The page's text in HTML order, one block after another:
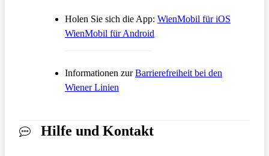
Holen Sie sich die App: WienMobil für iOS
WienMobil für Android
Informationen zurBarrierefreiheit bei den
Wiener Linien
Hilfe und Kontakt